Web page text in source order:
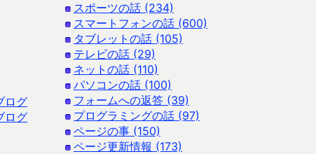
ログ
ログ
スポーツの話 (234)
スマートフォンの話 (600)
タブレットの話 (105)
テレビの話 (29)
ネットの話 (110)
パソコンの話 (100)
フォームへの返答 (39)
プログラミングの話 (97)
ページの事 (150)
ページ更新情報 (173)